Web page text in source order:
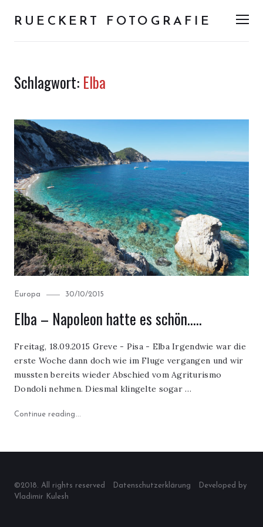
RUECKERT FOTOGRAFIE
Schlagwort: Elba
Category
Europa
Posted
30/10/2015
Elba – Napoleon hatte es schön…..
Freitag, 18.09.2015 Greve - Pisa - Elba Irgendwie war die
erste Woche dann doch wie im Fluge vergangen und wir
mussten bereits wieder Abschied vom Agriturismo
Dondoli nehmen. Diesmal klingelte sogar …
Continue reading
©2018. All rights reserved Datenschutzerklärung
Developed by
Vladimir Kulesh